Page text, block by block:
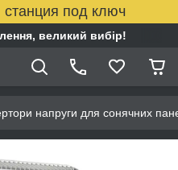
станция под ключ
великий вибір!
напруги для сонячних